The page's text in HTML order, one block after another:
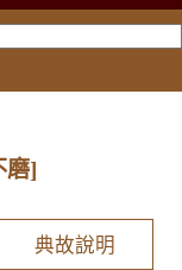
磨]
典故說明